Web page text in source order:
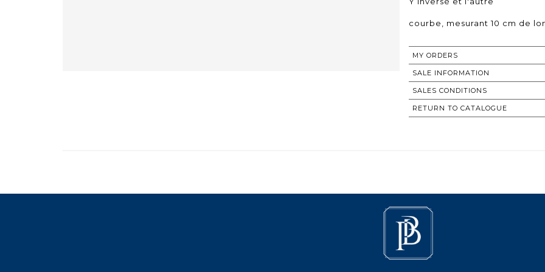
courbe, mesurant 10 cm de
MY ORDERS
SALE INFORMATION
SALES CONDITIONS
RETURN TO CATALOGUE